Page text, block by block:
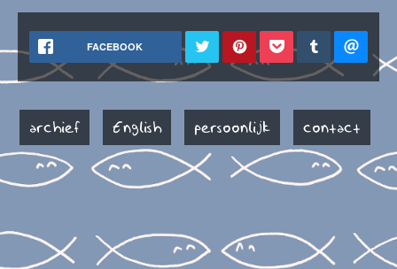
FACEBOOK
archief English persoonlijk contact